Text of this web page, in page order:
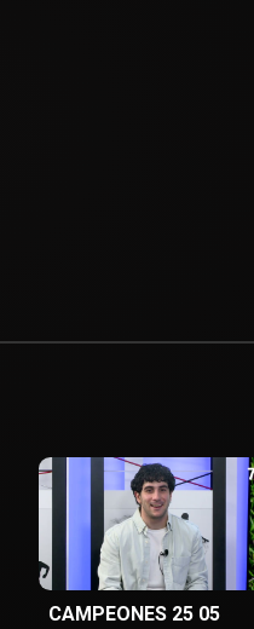
CAMPEONES 25 05